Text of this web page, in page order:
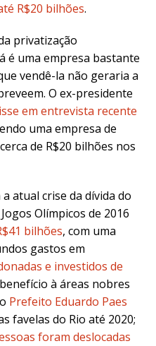
R$20 bilhões.
privatização
é uma empresa bastante
vendê-la não geraria a
O ex-presidente
em entrevista recente
uma empresa de
de R$20 bilhões nos
atual crise da dívida do
Olímpicos de 2016
bilhões, com uma
gastos em
e investidos de
à áreas nobres
Prefeito Eduardo Paes
favelas do Rio até 2020;
foram deslocadas